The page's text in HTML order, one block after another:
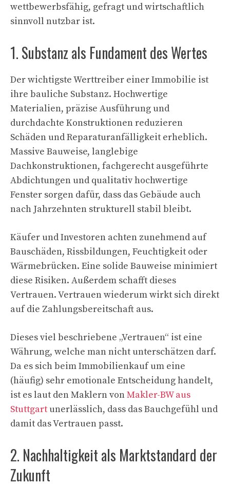
wettbewerbsfähig, gefragt und wirtschaftlich
sinnvoll nutzbar ist.
1. Substanz als Fundament des Wertes
Der wichtigste Werttreiber einer Immobilie ist
ihre bauliche Substanz. Hochwertige
Materialien, präzise Ausführung und
durchdachte Konstruktionen reduzieren
Schäden und Reparaturanfälligkeit erheblich.
Massive Bauweise, langlebige
Dachkonstruktionen, fachgerecht ausgeführte
Abdichtungen und qualitativ hochwertige
Fenster sorgen dafür, dass das Gebäude auch
nach Jahrzehnten strukturell stabil bleibt.
Käufer und Investoren achten zunehmend auf
Bauschäden, Rissbildungen, Feuchtigkeit oder
Wärmebrücken. Eine solide Bauweise minimiert
diese Risiken. Außerdem schafft dieses
Vertrauen. Vertrauen wiederum wirkt sich direkt
auf die Zahlungsbereitschaft aus.
Dieses viel beschriebene „Vertrauen“ ist eine
Währung, welche man nicht unterschätzen darf.
Da es sich beim Immobilienkauf um eine
(häufig) sehr emotionale Entscheidung handelt,
ist es laut den Maklern vonMakler-BW aus
Stuttgart unerlässlich, dass das Bauchgefühl und
damit das Vertrauen passt.
2. Nachhaltigkeit als Marktstandard der
Zukunft